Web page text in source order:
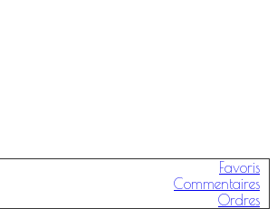
Favoris
Commentaires
Ordres